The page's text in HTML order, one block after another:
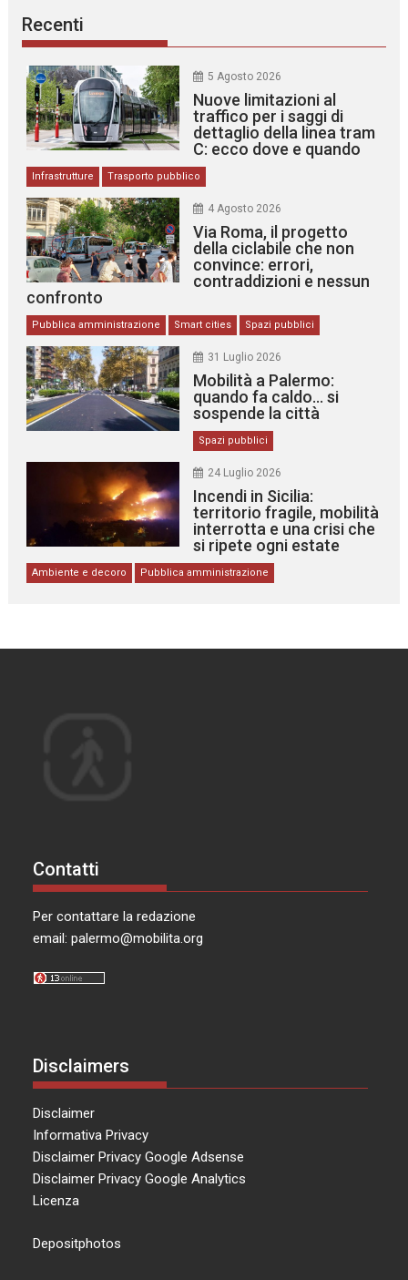
Recenti
5 Agosto 2026
Nuove limitazioni al
traffico per i saggi di
dettaglio della linea tram
C: ecco dove e quando
Infrastrutture Trasporto pubblico
4 Agosto 2026
Via Roma, il progetto
della ciclabile che non
convince: errori,
contraddizioni e nessun
confronto
Pubblica amministrazione Smart cities Spazi pubblici
31 Luglio 2026
Mobilità a Palermo:
quando fa caldo… si
sospende la città
Spazi pubblici
24 Luglio 2026
Incendi in Sicilia:
territorio fragile, mobilità
interrotta e una crisi che
si ripete ogni estate
Ambiente e decoro Pubblica amministrazione
Contatti
Per contattare la redazione
email:palermo@mobilita.org
Disclaimers
Disclaimer
Informativa Privacy
Disclaimer Privacy Google Adsense
Disclaimer Privacy Google Analytics
Licenza
Depositphotos